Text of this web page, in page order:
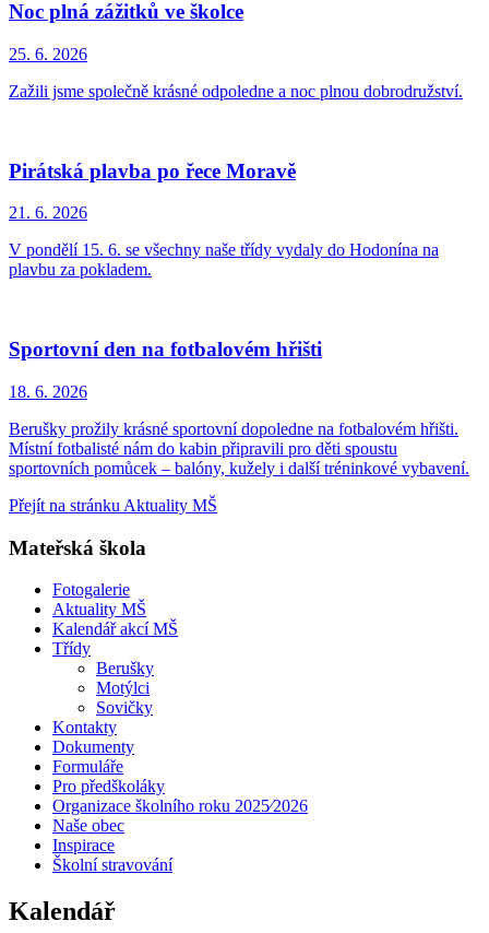
Noc plná zážitků ve školce
25. 6. 2026
Zažili jsme společně krásné odpoledne a noc plnou dobrodružství.
Pirátská plavba po řece Moravě
21. 6. 2026
V pondělí 15. 6. se všechny naše třídy vydaly do Hodonína na
plavbu za pokladem.
Sportovní den na fotbalovém hřišti
18. 6. 2026
Berušky prožily krásné sportovní dopoledne na fotbalovém hřišti.
Místní fotbalisté nám do kabin připravili pro děti spoustu
sportovních pomůcek – balóny, kužely i další tréninkové vybavení.
Přejít na stránku Aktuality MŠ
Mateřská škola
Fotogalerie
Aktuality MŠ
Kalendář akcí MŠ
Třídy
Berušky
Motýlci
Sovičky
Kontakty
Dokumenty
Formuláře
Pro předškoláky
Organizace školního roku 2025⁄2026
Naše obec
Inspirace
Školní stravování
Kalendář